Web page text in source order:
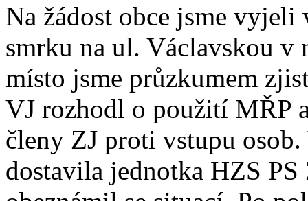
Na žádost obce jsme vyjeli
smrku na ul. Václavskou v
místo jsme průzkumem
VJ rozhodl o použití MŘP
členy ZJ proti vstupu
dostavila jednotka HZS